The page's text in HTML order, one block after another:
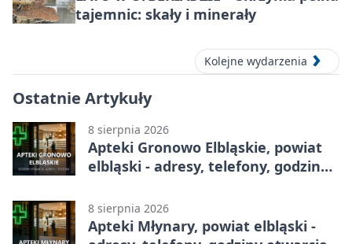
tajemnic: skały i minerały
Kolejne wydarzenia
Ostatnie Artykuły
8 sierpnia 2026
Apteki Gronowo Elbląskie, powiat
elbląski - adresy, telefony, godziny
8 sierpnia 2026
Apteki Młynary, powiat elbląski -